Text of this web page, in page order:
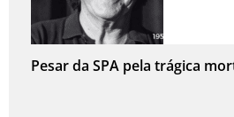
Pesar da SPA pela trágica